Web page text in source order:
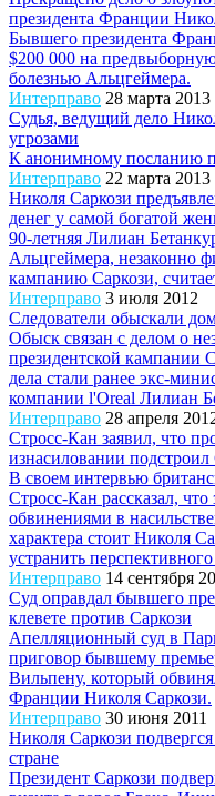
президента Франции
Бывшего президента
$200 000 на
болезнью Альцгеймера.
Интерправо 28 марта 2013
Судья, ведущий дело
угрозами
К анонимному посланию
Интерправо 22 марта 2013
Николя Саркози
денег у самой богатой
90-летняя Лилиан
Альцгеймера, незаконно
кампанию Саркози,
Интерправо 3 июля 2012
Следователи обыскали
Обыск связан с делом о
президентской кампании
дела стали ранее экс-
компании l'Oreal Лилиан
Интерправо 28 апреля
Стросс-Кан заявил, что
изнасиловании подстроил
В своем интервью
Стросс-Кан рассказал,
обвинениями в
характера стоит Николя
устранить
Интерправо 14 сентября
Суд оправдал бывшего
клевете против Саркози
Апелляционный суд в
приговор бывшему
Вильпену, который
Франции Николя Саркози.
Интерправо 30 июня 2011
Николя Саркози
стране
Президент Саркози